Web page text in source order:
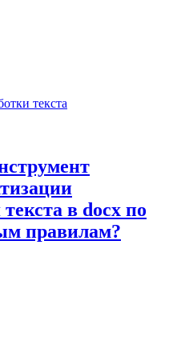
текста
в docx по
правилам?